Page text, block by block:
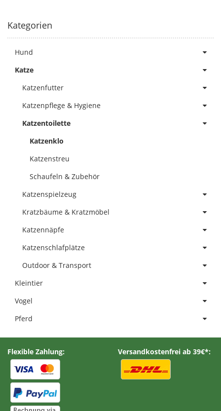
Kategorien
Hund
Katze
Katzenfutter
Katzenpflege & Hygiene
Katzentoilette
Katzenklo
Katzenstreu
Schaufeln & Zubehör
Katzenspielzeug
Kratzbäume & Kratzmöbel
Katzennäpfe
Katzenschlafplätze
Outdoor & Transport
Kleintier
Vogel
Pferd
Flexible Zahlung: Versandkostenfrei ab 39€*: